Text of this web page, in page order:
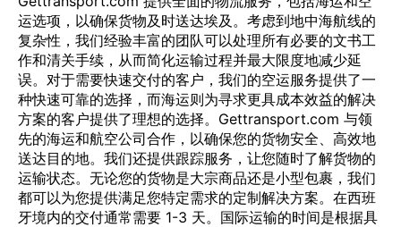
运选项，以确保货物及时送达埃及。考虑到地中海航线的
复杂性，我们经验丰富的团队可以处理所有必要的文书工
作和清关手续，从而简化运输过程并最大限度地减少延
误。对于需要快速交付的客户，我们的空运服务提供了一
种快速可靠的选择，而海运则为寻求更具成本效益的解决
方案的客户提供了理想的选择。Gettransport.com 与领
先的海运和航空公司合作，以确保您的货物安全、高效地
送达目的地。我们还提供跟踪服务，让您随时了解货物的
运输状态。无论您的货物是大宗商品还是小型包裹，我们
都可以为您提供满足您特定需求的定制解决方案。在西班
牙境内的交付通常需要 1-3 天。国际运输的时间是根据具